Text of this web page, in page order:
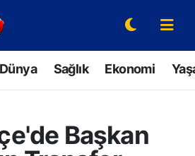
Dünya Sağlık Ekonomi
Başkan
ve Fikstür